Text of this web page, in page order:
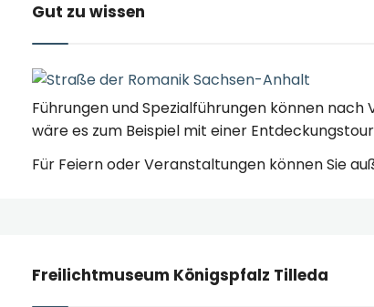
Gut zu wissen
Führungen und Spezialführungen können
wäre es zum Beispiel mit einer
Für Feiern oder Veranstaltungen können Sie
Freilichtmuseum Königspfalz Tilleda